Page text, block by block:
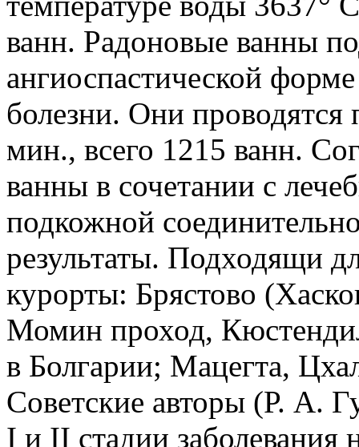
ванн. Радоновые ванны
ангиоспастической
болезни. Они проводятся
мин., всего 1215 ванн.
ванны в сочетании с
подкожной
результаты. Подходящи
курорты: Брястово
Момин проход,
в Болгарии; Мацегта,
Советские авторы (Р. А.
I и II стадии